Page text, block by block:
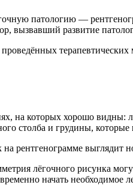
патологию —
вызвавший развитие
терапевтических
на которых хорошо
столба и грудины,
рентгенограмме выглядит
лёгочного рисунка
начать необходимое